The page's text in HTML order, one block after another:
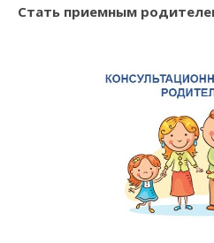
Стать приемным